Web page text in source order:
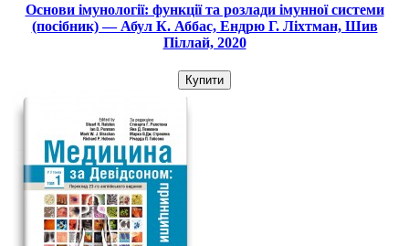
Основи імунології: функції та розлади імунної системи
(посібник) — Абул К. Аббас, Ендрю Г. Ліхтман, Шив
Піллай, 2020
Купити